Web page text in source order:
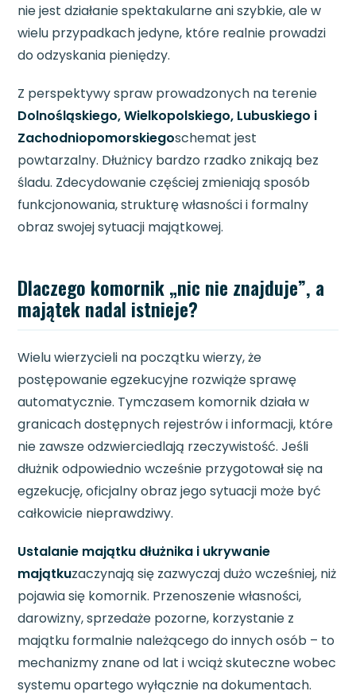
nie jest działanie spektakularne ani szybkie, ale w
wielu przypadkach jedyne, które realnie prowadzi
do odzyskania pieniędzy.
Z perspektywy spraw prowadzonych na terenie
Dolnośląskiego, Wielkopolskiego, Lubuskiego i
Zachodniopomorskiegoschemat jest
powtarzalny. Dłużnicy bardzo rzadko znikają bez
śladu. Zdecydowanie częściej zmieniają sposób
funkcjonowania, strukturę własności i formalny
obraz swojej sytuacji majątkowej.
Dlaczego komornik „nic nie znajduje”, a
majątek nadal istnieje?
Wielu wierzycieli na początku wierzy, że
postępowanie egzekucyjne rozwiąże sprawę
automatycznie. Tymczasem komornik działa w
granicach dostępnych rejestrów i informacji, które
nie zawsze odzwierciedlają rzeczywistość. Jeśli
dłużnik odpowiednio wcześnie przygotował się na
egzekucję, oficjalny obraz jego sytuacji może być
całkowicie nieprawdziwy.
Ustalanie majątku dłużnika i ukrywanie
majątkuzaczynają się zazwyczaj dużo wcześniej, niż
pojawia się komornik. Przenoszenie własności,
darowizny, sprzedaże pozorne, korzystanie z
majątku formalnie należącego do innych osób – to
mechanizmy znane od lat i wciąż skuteczne wobec
systemu opartego wyłącznie na dokumentach.